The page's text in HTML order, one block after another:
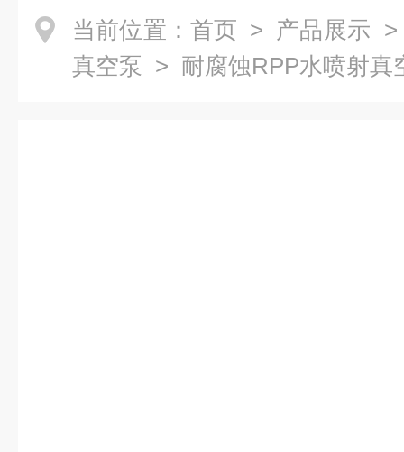
当前位置： 首页 > 产品展示
真空泵 > 耐腐蚀RPP水喷射真